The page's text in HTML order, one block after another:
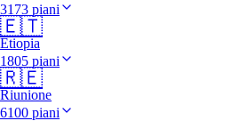
3173 piani
🇪🇹
Etiopia
1805 piani
🇷🇪
Riunione
6100 piani